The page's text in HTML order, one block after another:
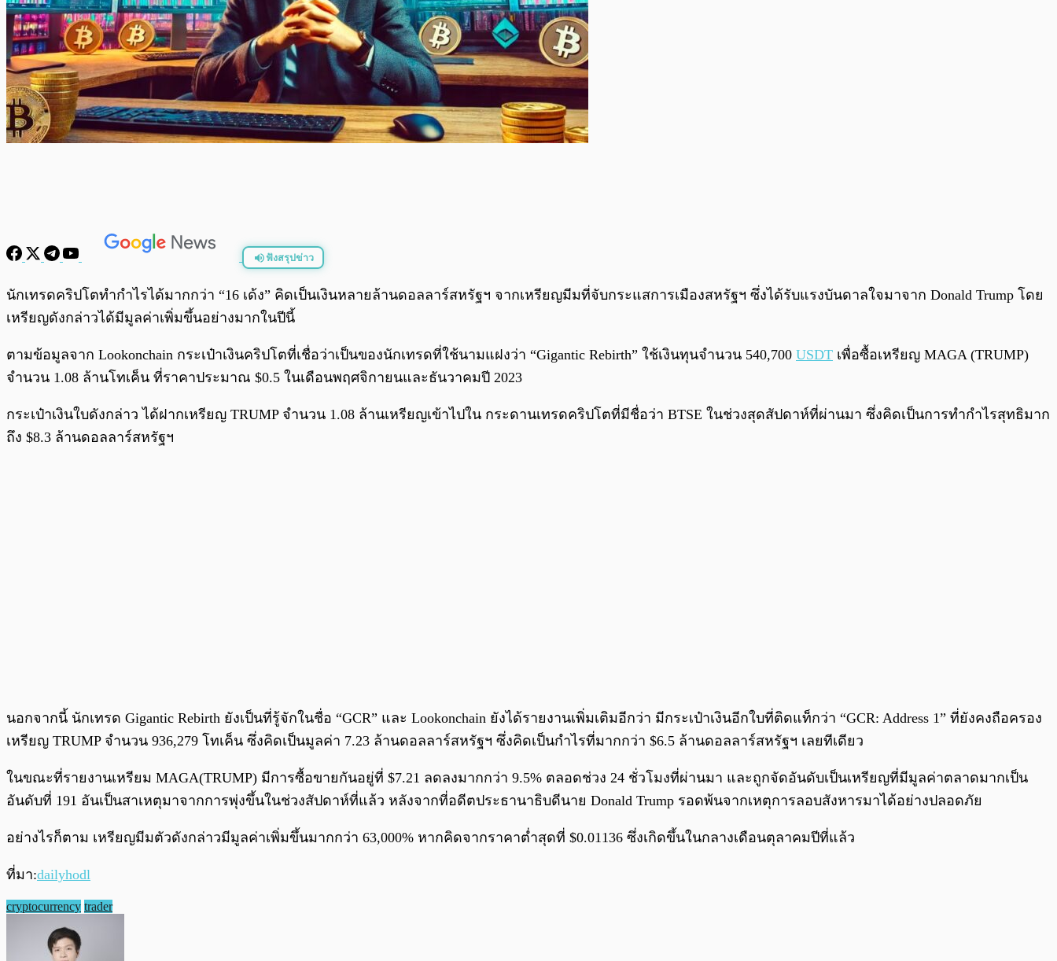
ฟังสรุปข่าว
พร้อมเล่น 0:00/0:00
นักเทรดคริปโตทำกำไรได้มากกว่า “16 เด้ง” คิดเป็นเงินหลายล้านดอลลาร์สหรัฐฯ จากเหรียญมีมที่จับกระแสการเมืองสหรัฐฯ ซึ่งได้รับแรงบันดาลใจมาจาก Donald Trump โดย
เหรียญดังกล่าวได้มีมูลค่าเพิ่มขึ้นอย่างมากในปีนี้
ตามข้อมูลจาก Lookonchain กระเป๋าเงินคริปโตที่เชื่อว่าเป็นของนักเทรดที่ใช้นามแฝงว่า “Gigantic Rebirth” ใช้เงินทุนจำนวน 540,700 USDT เพื่อซื้อเหรียญ MAGA (TRUMP)
จำนวน 1.08 ล้านโทเค็น ที่ราคาประมาณ $0.5 ในเดือนพฤศจิกายนและธันวาคมปี 2023
กระเป๋าเงินใบดังกล่าว ได้ฝากเหรียญ TRUMP จำนวน 1.08 ล้านเหรียญเข้าไปใน กระดานเทรดคริปโตที่มีชื่อว่า BTSE ในช่วงสุดสัปดาห์ที่ผ่านมา ซึ่งคิดเป็นการทำกำไรสุทธิมาก
ถึง $8.3 ล้านดอลลาร์สหรัฐฯ
นอกจากนี้ นักเทรด Gigantic Rebirth ยังเป็นที่รู้จักในชื่อ “GCR” และ Lookonchain ยังได้รายงานเพิ่มเติมอีกว่า มีกระเป๋าเงินอีกใบที่ติดแท็กว่า “GCR: Address 1” ที่ยังคงถือครอง
เหรียญ TRUMP จำนวน 936,279 โทเค็น ซึ่งคิดเป็นมูลค่า 7.23 ล้านดอลลาร์สหรัฐฯ ซึ่งคิดเป็นกำไรที่มากกว่า $6.5 ล้านดอลลาร์สหรัฐฯ เลยทีเดียว
ในขณะที่รายงานเหรียม MAGA(TRUMP) มีการซื้อขายกันอยู่ที่ $7.21 ลดลงมากกว่า 9.5% ตลอดช่วง 24 ชั่วโมงที่ผ่านมา และถูกจัดอันดับเป็นเหรียญที่มีมูลค่าตลาดมากเป็น
อันดับที่ 191 อันเป็นสาเหตุมาจากการพุ่งขึ้นในช่วงสัปดาห์ที่แล้ว หลังจากที่อดีตประธานาธิบดีนาย Donald Trump รอดพ้นจากเหตุการลอบสังหารมาได้อย่างปลอดภัย
อย่างไรก็ตาม เหรียญมีมตัวดังกล่าวมีมูลค่าเพิ่มขึ้นมากกว่า 63,000% หากคิดจากราคาต่ำสุดที่ $0.01136 ซึ่งเกิดขึ้นในกลางเดือนตุลาคมปีที่แล้ว
ที่มา:dailyhodl
cryptocurrency trader